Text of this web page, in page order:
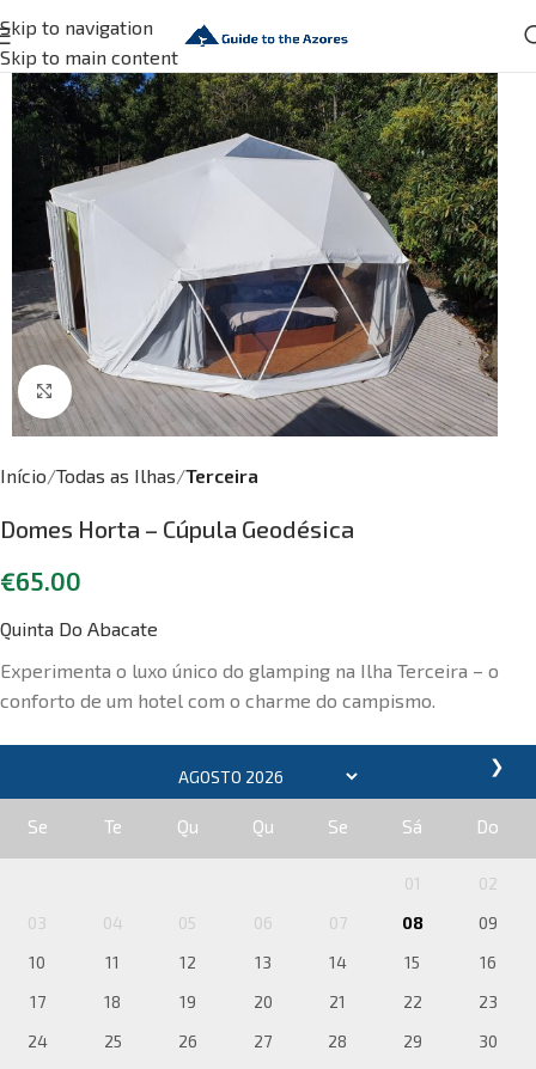
Skip to navigation
Skip to main content
Click to enlarge
Início Todas as Ilhas Terceira
Domes Horta – Cúpula Geodésica
€65.00
Quinta Do Abacate
Experimenta o luxo único do glamping na Ilha Terceira – o
conforto de um hotel com o charme do campismo.
❯
Se Te Qu Qu Se Sá Do
01
02
03
04 05 06 07 08
09
10
11 12 13 14 15
16
17
18 19 20 21 22
23
24
25 26 27 28 29
30